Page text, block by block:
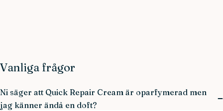
Vanliga frågor
Ni säger att Quick Repair Cream är oparfymerad men
jag känner ändå en doft?